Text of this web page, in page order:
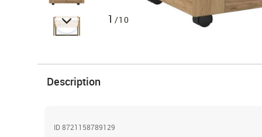
1 /10
Description
ID 8721158789129